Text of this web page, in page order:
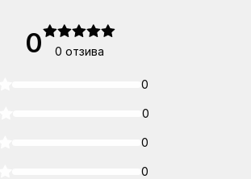
0 0 отзива
0
0
0
0